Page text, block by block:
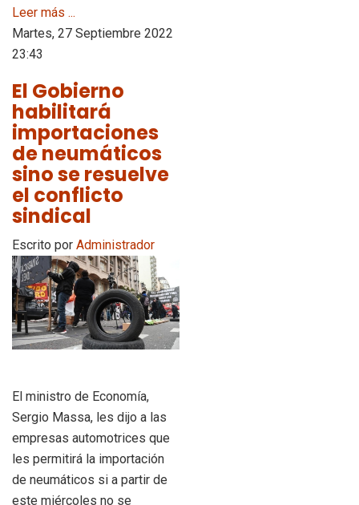
Leer más ...
Martes, 27 Septiembre 2022
23:43
El Gobierno
habilitará
importaciones
de neumáticos
sino se resuelve
el conflicto
sindical
Escrito por Administrador
El ministro de Economía,
Sergio Massa, les dijo a las
empresas automotrices que
les permitirá la importación
de neumáticos si a partir de
este miércoles no se